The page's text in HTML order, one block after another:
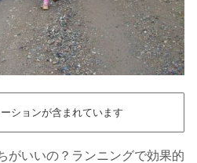
ションが含まれています
がいいの？ランニングで効果的